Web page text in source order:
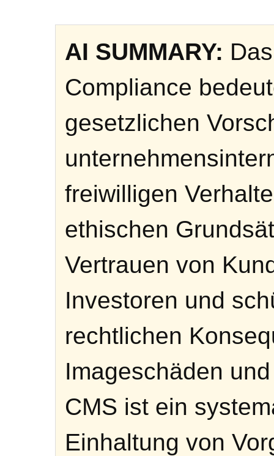
AI SUMMARY:
Compliance
gesetzlichen
freiwilligen
ethischen
Vertrauen von
Investoren und
rechtlichen
Imageschäden
CMS ist ein
Einhaltung von